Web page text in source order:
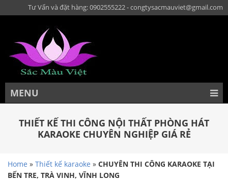
Tư Vấn và đặt hàng: 0902555222 - congtysacmauviet@gmail.com
MENU
THIẾT KẾ THI CÔNG NỘI THẤT PHÒNG HÁT
KARAOKE CHUYÊN NGHIỆP GIÁ RẺ
Home » Thiết kế karaoke » CHUYÊN THI CÔNG KARAOKE TẠI
BẾN TRE, TRÀ VINH, VĨNH LONG